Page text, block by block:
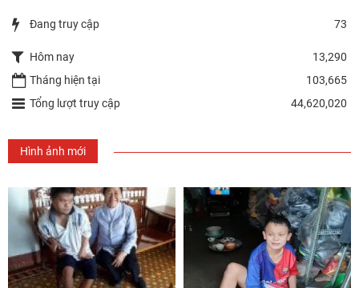
Đang truy cập 73
Hôm nay
13,290
Tháng hiện tại
103,665
Tổng lượt truy cập
44,620,020
Hình ảnh mới